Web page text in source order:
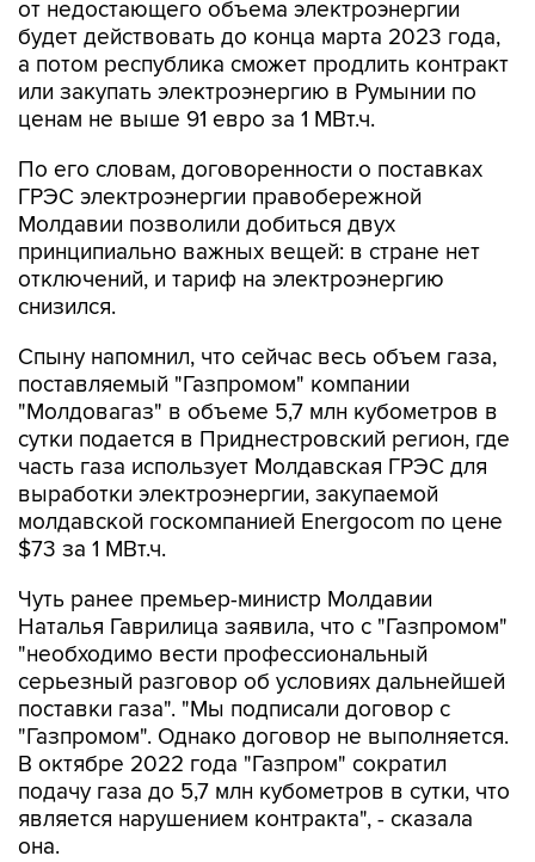
от недостающего объема электроэнергии
будет действовать до конца марта 2023 года,
а потом республика сможет продлить контракт
или закупать электроэнергию в Румынии по
ценам не выше 91 евро за 1 МВт.ч.
По его словам, договоренности о поставках
ГРЭС электроэнергии правобережной
Молдавии позволили добиться двух
принципиально важных вещей: в стране нет
отключений, и тариф на электроэнергию
снизился.
Спыну напомнил, что сейчас весь объем газа,
поставляемый "Газпромом" компании
"Молдовагаз" в объеме 5,7 млн кубометров в
сутки подается в Приднестровский регион, где
часть газа использует Молдавская ГРЭС для
выработки электроэнергии, закупаемой
молдавской госкомпанией Energocom по цене
$73 за 1 МВт.ч.
Чуть ранее премьер-министр Молдавии
Наталья Гаврилица заявила, что с "Газпромом"
"необходимо вести профессиональный
серьезный разговор об условиях дальнейшей
поставки газа". "Мы подписали договор с
"Газпромом". Однако договор не выполняется.
В октябре 2022 года "Газпром" сократил
подачу газа до 5,7 млн кубометров в сутки, что
является нарушением контракта", - сказала
она.